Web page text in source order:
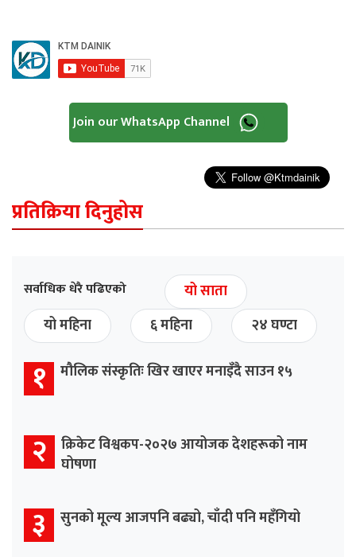
Join our WhatsApp Channel
प्रतिक्रिया दिनुहोस
सर्वाधिक धेरै पढिएको
यो साता
यो महिना
६ महिना २४ घण्टा
१ मौलिक संस्कृतिः खिर खाएर मनाइँदै साउन १५
२ क्रिकेट विश्वकप-२०२७ आयोजक देशहरूको नाम
घोषणा
३ सुनको मूल्य आजपनि बढ्यो, चाँदी पनि महँगियो